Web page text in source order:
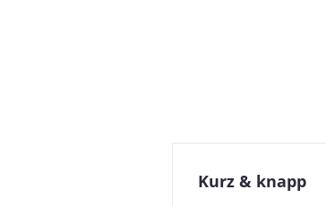
Kurz & knapp